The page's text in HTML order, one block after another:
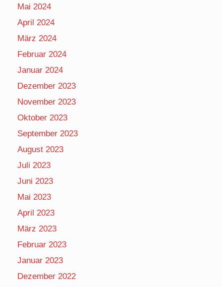
Mai 2024
April 2024
März 2024
Februar 2024
Januar 2024
Dezember 2023
November 2023
Oktober 2023
September 2023
August 2023
Juli 2023
Juni 2023
Mai 2023
April 2023
März 2023
Februar 2023
Januar 2023
Dezember 2022